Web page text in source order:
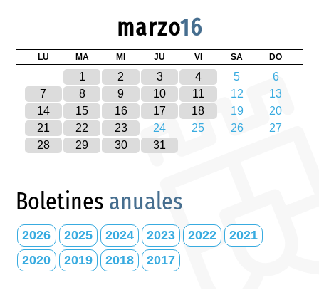
marzo16
LU MA MI JU VI SA DO
1 2 3 4 5
6
7
8 9 10 11 12
13
14
15 16 17 18 19
20
21
22 23 24 25 26
27
28
29 30 31
Boletines anuales
2026 2025 2024 2023 2022
2021
2020
2019 2018 2017